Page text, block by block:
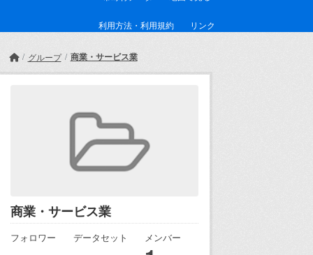
利用方法・利用規約 リンク
グループ 商業・サービス業
商業・サービス業
フォロワー データセット メンバー